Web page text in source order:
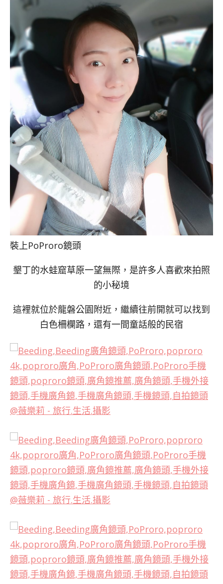
裝上PoProro鏡頭
墾丁的水蛙窟草原一望無際，是許多人喜歡來拍照
的小秘境
這裡就位於龍磐公園附近，繼續往前開就可以找到
白色柵欄路，還有一間童話般的民宿